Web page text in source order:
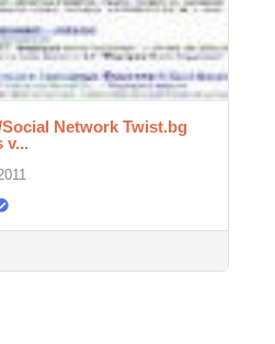
Network Twist.bg
v...